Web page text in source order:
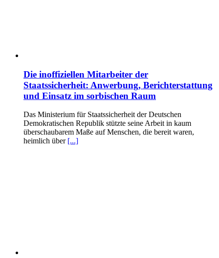
Die inoffiziellen Mitarbeiter der
Staatssicherheit: Anwerbung, Berichterstattung
und Einsatz im sorbischen Raum
Das Ministerium für Staatssicherheit der Deutschen
Demokratischen Republik stützte seine Arbeit in kaum
überschaubarem Maße auf Menschen, die bereit waren,
heimlich über [...]